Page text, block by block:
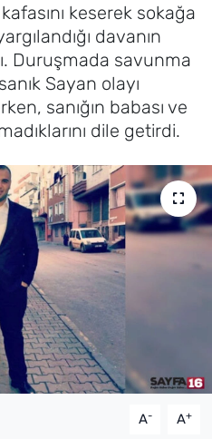
keserek sokağa
davanın
Duruşmada savunma
Sayan olayı
sanığın babası ve
dile getirdi.
A- A+